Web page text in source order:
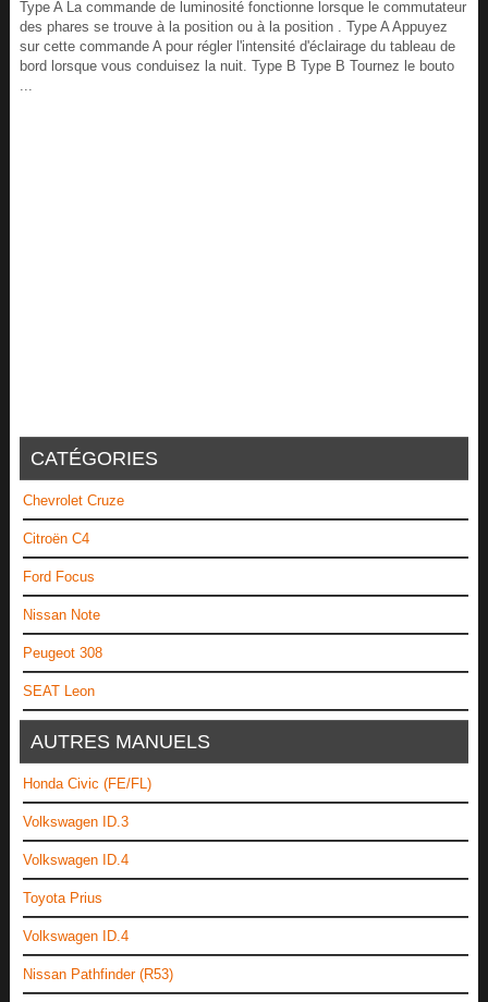
Type A La commande de luminosité fonctionne lorsque le commutateur
des phares se trouve à la position ou à la position . Type A Appuyez
sur cette commande A pour régler l'intensité d'éclairage du tableau de
bord lorsque vous conduisez la nuit. Type B Type B Tournez le bouto
CATÉGORIES
Chevrolet Cruze
Citroën C4
Ford Focus
Nissan Note
Peugeot 308
SEAT Leon
AUTRES MANUELS
Honda Civic (FE/FL)
Volkswagen ID.3
Volkswagen ID.4
Toyota Prius
Volkswagen ID.4
Nissan Pathfinder (R53)